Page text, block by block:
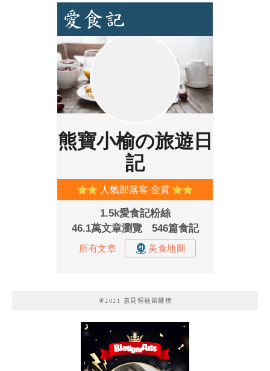
🧚2021 意見領袖榮耀榜